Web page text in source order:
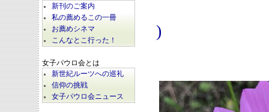
新刊のご案内
私の薦めるこの一冊
お薦めシネマ
こんなとこ行った！
女子パウロ会とは
新世紀ルーツへの巡礼
信仰の挑戦
女子パウロ会ニュース
)